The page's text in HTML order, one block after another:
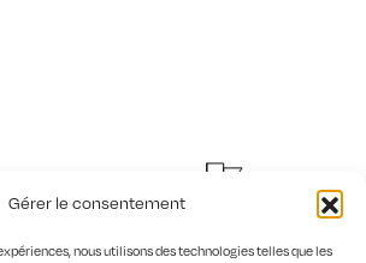
Gérer le consentement
nous utilisons des technologies telles que les
FRANCE